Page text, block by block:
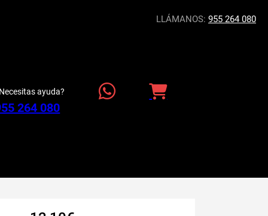
LLÁMANOS: 955 264 080
ayuda?
264 080